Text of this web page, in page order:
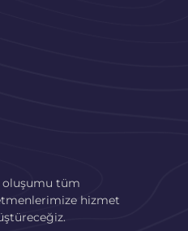
oluşumu tüm
hizmet